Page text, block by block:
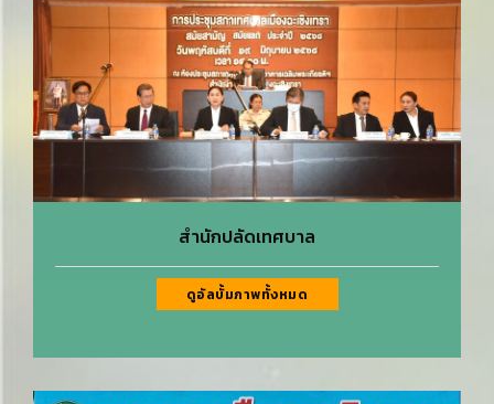
สำนักปลัดเทศบาล
ดูอัลบั้มภาพทั้งหมด